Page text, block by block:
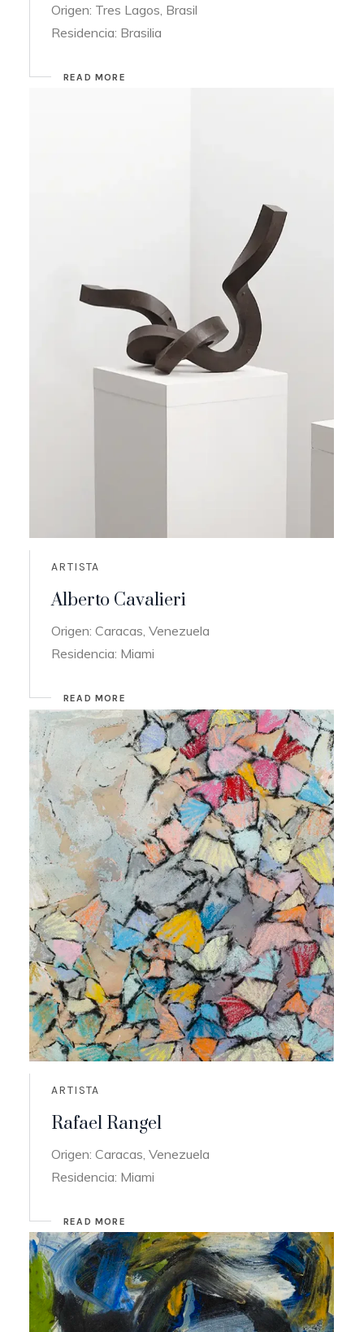
Origen: Tres Lagos, Brasil
Residencia: Brasilia
READ MORE
ARTISTA
Alberto Cavalieri
Origen: Caracas, Venezuela
Residencia: Miami
READ MORE
ARTISTA
Rafael Rangel
Origen: Caracas, Venezuela
Residencia: Miami
READ MORE